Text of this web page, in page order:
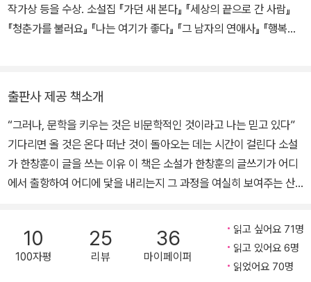
마땅한 게 없다 하더라도 먹을 게 없는 것은 아니다. 고양이도 배가 고
플 것이다. _「사람 떠난 빈 곳으로 바람이 분다」에서
그 광풍을 어떻게 다 말한단 말인가. _「그는 지금도 걷고 있다」에서
내가 선생께 배운 것은 글 쓰는 기교가 아니라 삶을 궁리하는 방법이
었다. _「삶을 궁리하는 방법」에서
신의 상처를 가지고 논다. 무릎이 까지면 자꾸 만져보고 딱지가 앉으
면 그 딱지를 뜯어내며 혼자 논다. 시라는 게 바로 그것이다.” _「끝까
지 미워할 수 없는 사람」에서
작가상 등을 수상. 소설집 『가던 새 본다』 『세상의 끝으로 간 사람』
『청춘가를 불러요』 『나는 여기가 좋다』 『그 남자의 연애사』 『행복이
쓰는가』 『공부는 이쯤에서 마치는 거로 한다』, 어린이책 『검은 섬의
전설』 『제주선비 구사일생 표류기』 등을 출간했다.
출판사 제공 책소개
“그러나, 문학을 키우는 것은 비문학적인 것이라고 나는 믿고 있다”
기다리면 올 것은 온다 떠난 것이 돌아오는 데는 시간이 걸린다 소설
가 한창훈이 글을 쓰는 이유 이 책은 소설가 한창훈의 글쓰기가 어디
에서 출항하여 어디에 닻을 내리는지 그 과정을 여실히 보여주는 산
의 애환을 빼면 설명하기 어렵듯이, 이번 산문집 역시 한창훈 문학의
시원인 거문도와 여수, 부산 등지에서 작가가 고락을 함께했던 사람
들과 친척들, 그리고 선후배 문인들과의 진하고 짠한 추억을 생생하
10
100자평
25
리뷰
36
마이페이퍼
읽고 싶어요 71명
읽고 있어요 6명
읽었어요 70명